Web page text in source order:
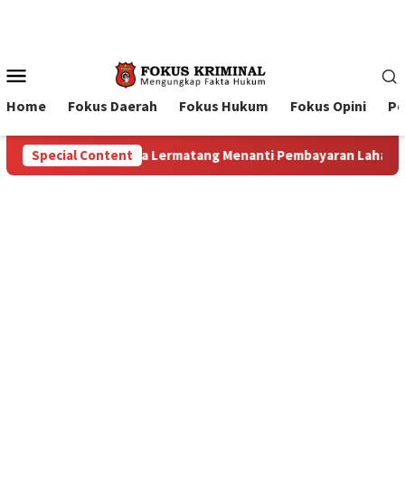
Menu
Home Fokus Daerah Fokus Hukum Fokus Opini
Special Content
Lahan: Antara Dugaan Konspirasi dan Bayang-Bayang